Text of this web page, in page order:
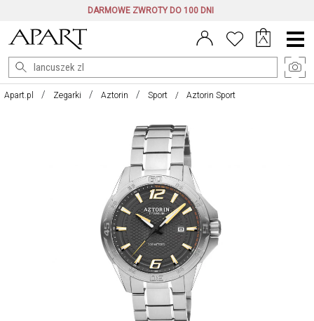
DARMOWE ZWROTY DO 100 DNI
Menu
główne
Apart.pl Zegarki Aztorin Sport Aztorin Sport